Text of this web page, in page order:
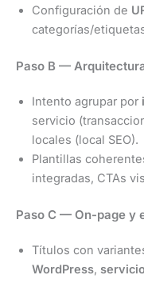
Configuración de
categorías/
Paso B —
Intento agrupar por
servicio
locales (local SEO).
Plantillas
integradas, CTAs
Paso C — On-page y
Títulos con
WordPress,